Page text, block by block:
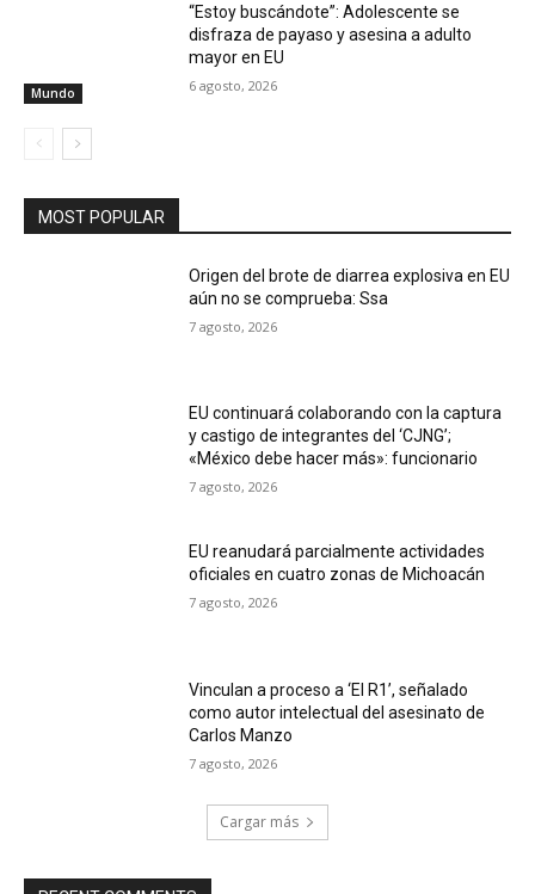
Mundo
“Estoy buscándote”: Adolescente se
disfraza de payaso y asesina a adulto
mayor en EU
6 agosto, 2026
MOST POPULAR
Origen del brote de diarrea explosiva en EU
aún no se comprueba: Ssa
7 agosto, 2026
EU continuará colaborando con la captura
y castigo de integrantes del ‘CJNG’;
«México debe hacer más»: funcionario
7 agosto, 2026
EU reanudará parcialmente actividades
oficiales en cuatro zonas de Michoacán
7 agosto, 2026
Vinculan a proceso a ‘El R1’, señalado
como autor intelectual del asesinato de
Carlos Manzo
7 agosto, 2026
Cargar más